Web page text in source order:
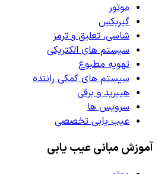
موتور
گیربکس
شاسی، تعلیق و ترمز
سیستم های الکتریکی
تهویه مطبوع
سیستم های کمکی راننده
هیبرید و برقی
سرویس ها
عیب یابی تخصصی
آموزش مبانی عیب یابی